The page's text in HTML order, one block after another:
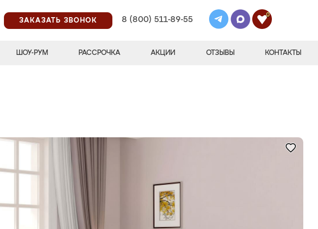
ЗАКАЗАТЬ ЗВОНОК
8 (800) 511-89-55
0
ШОУ-РУМ РАССРОЧКА АКЦИИ ОТЗЫВЫ КОНТАКТЫ